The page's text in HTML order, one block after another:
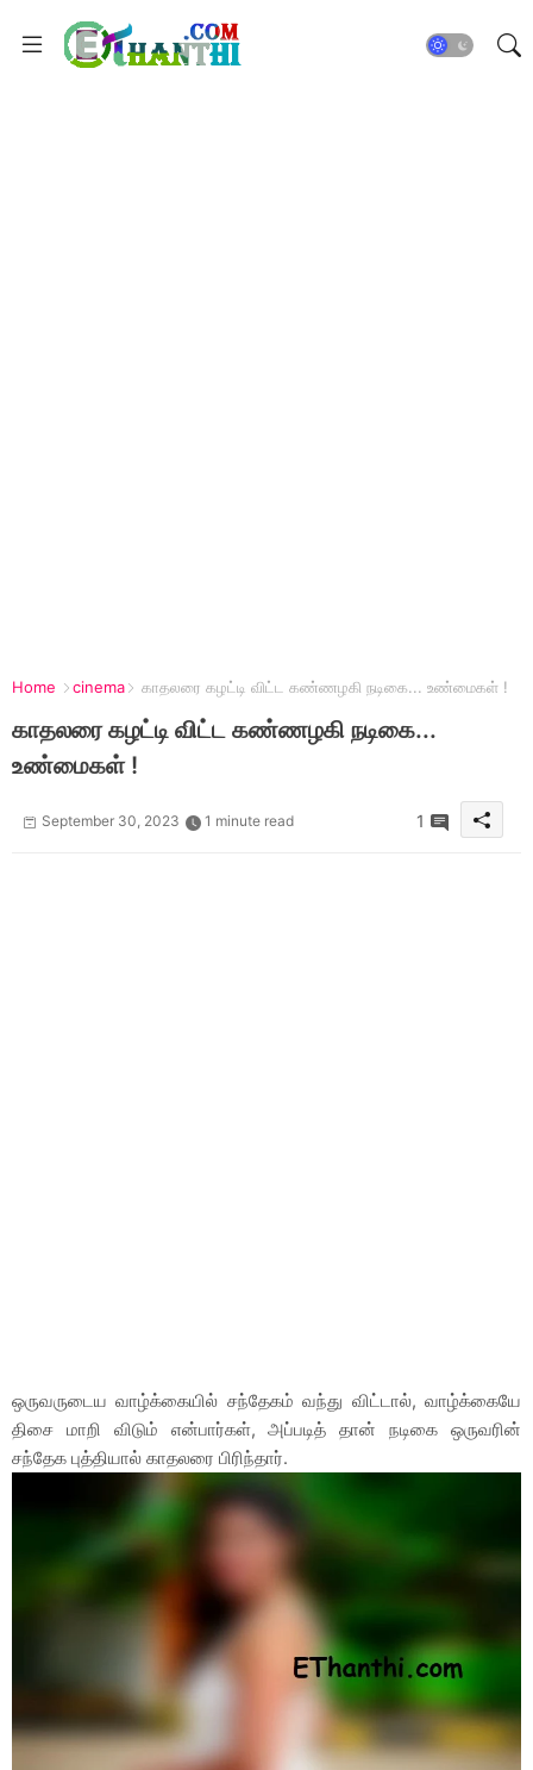
Home cinema காதலரை கழட்டி விட்ட கண்ணழகி நடிகை... உண்மைகள் !
காதலரை கழட்டி விட்ட கண்ணழகி நடிகை...
உண்மைகள் !
September 30, 2023 1 minute read 1
ஒருவருடைய வாழ்க்கையில் சந்தேகம் வந்து விட்டால், வாழ்க்கையே
திசை மாறி விடும் என்பார்கள், அப்படித் தான் நடிகை ஒருவரின்
சந்தேக புத்தியால் காதலரை பிரிந்தார்.